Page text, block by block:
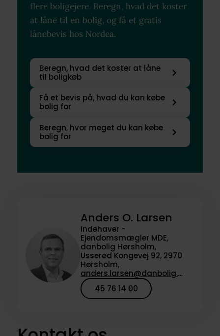
flere boligejere. Beregn, hvad det koster
at låne til en bolig, og få et gratis
lånebevis hos Nordea.
Beregn, hvad det koster at låne
til boligkøb
Få et bevis på, hvad du kan købe
bolig for
Beregn, hvor meget du kan købe
bolig for
Anders O. Larsen
Indehaver -
Ejendomsmægler MDE,
danbolig Hørsholm,
Usserød Kongevej 92, 2970
Hørsholm,
anders.larsen@danbolig.dk
45 76 14 00